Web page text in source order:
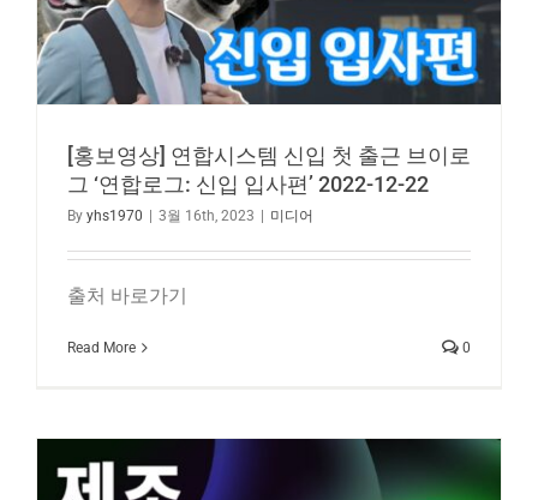
[홍보영상] 연합시스템 신입 첫 출근 브이로
그 ‘연합로그: 신입 입사편’ 2022-12-22
By yhs1970 3월 16th, 2023 미디어
출처 바로가기
Read More 0